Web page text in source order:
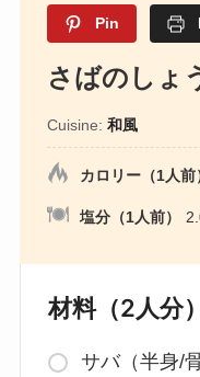
Pin
さばのしょ
Cuisine: 和風
カロリー（1人前
塩分（1人前）
材料（2人分）
サバ（半身/